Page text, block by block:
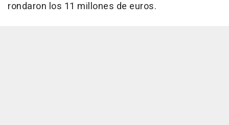
rondaron los 11 millones de euros.